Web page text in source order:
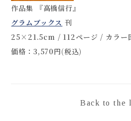
作品集 『高橋信行』
グラムブックス 刊
25×21.5cm / 112ページ / カラー
価格：3,570円(税込)
Back to the